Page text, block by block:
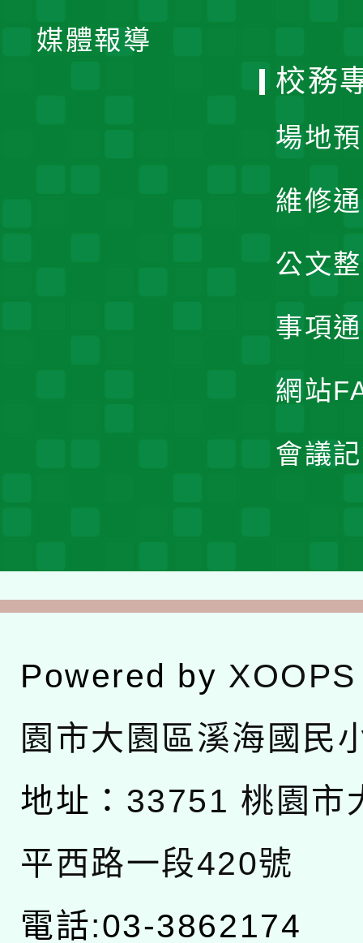
媒體報導
校務
場地
維修
公文
事項
網站
會議
Powered by XOOPS
園市大園區溪海國民
地址： 33751 桃園市
平西路一段420號
電話:03-3862174